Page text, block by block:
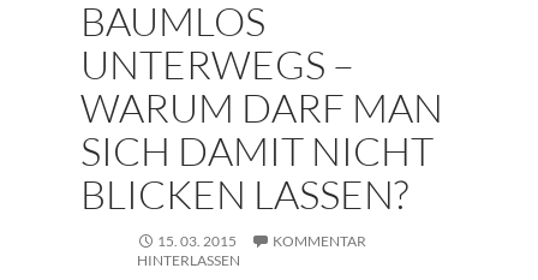
BAUMLOS
UNTERWEGS –
WARUM DARF MAN
SICH DAMIT NICHT
BLICKEN LASSEN?
15. 03. 2015
KOMMENTAR
HINTERLASSEN